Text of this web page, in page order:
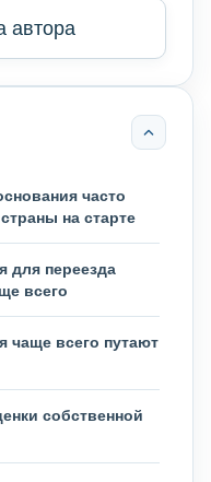
автора
часто
на старте
для переезда
всего
чаще всего путают
собственной